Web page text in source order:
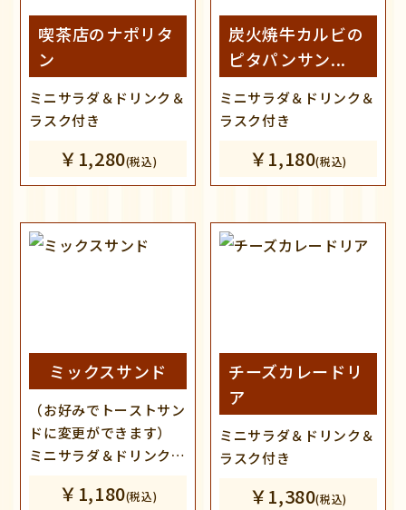
喫茶店のナポリタ
ン
ミニサラダ＆ドリンク＆
ラスク付き
￥1,280(税込)
炭火焼牛カルビの
ピタパンサン...
ミニサラダ＆ドリンク＆
ラスク付き
￥1,180(税込)
ミックスサンド
（お好みでトーストサン
ドに変更ができます）
ミニサラダ＆ドリンク＆
￥1,180(税込)
チーズカレードリ
ア
ミニサラダ＆ドリンク＆
ラスク付き
￥1,380(税込)